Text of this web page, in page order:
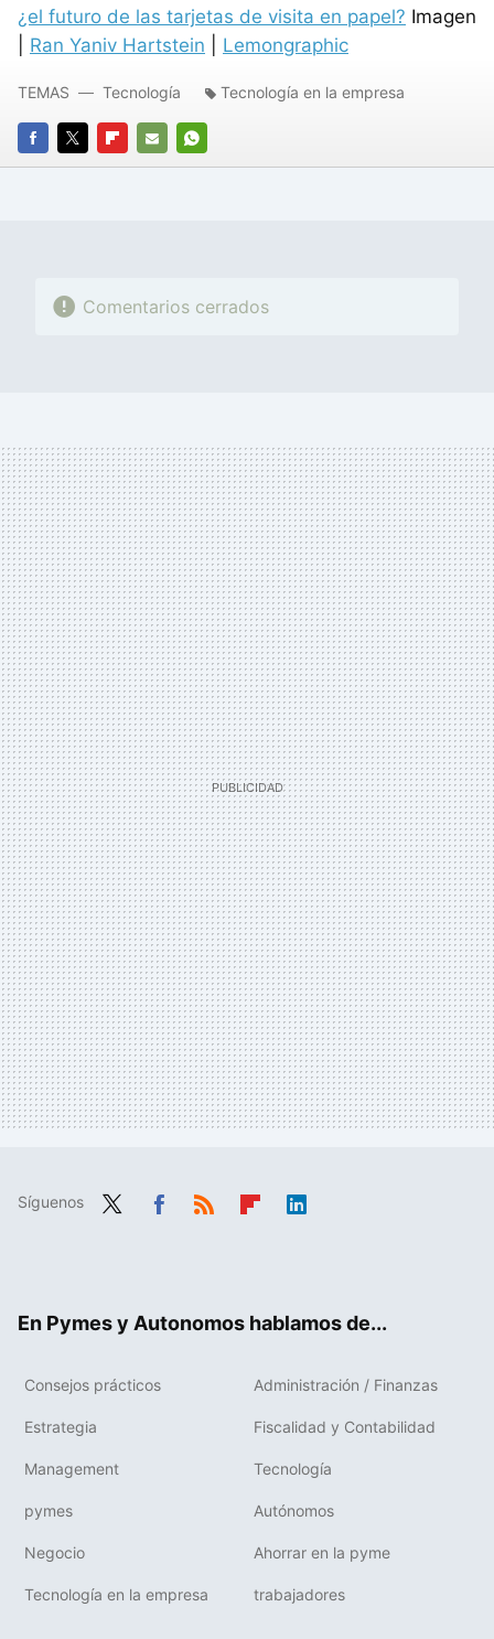
¿el futuro de las tarjetas de visita en papel? Imagen
Ran Yaniv Hartstein Lemongraphic
FACEBOOK
TWITTERFLIPBOARD
E-
WHATSAPP
TEMAS Tecnología Tecnología en la empresa
Comentarios cerrados
Síguenos
En Pymes y Autonomos hablamos de...
Consejos prácticos Administración / Finanzas
Estrategia Fiscalidad y Contabilidad
Management Tecnología
pymes Autónomos
Negocio Ahorrar en la pyme
Tecnología en la empresa trabajadores